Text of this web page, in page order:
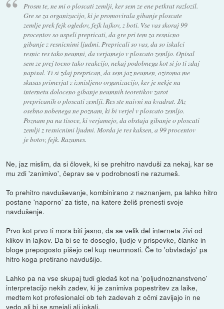
Prosm te, ne mi o ploscati zemlji, ker sem ze ene petkrat razlozil.
Gre se za organizacijo, ki je promovirala gibanje ploscate
zemlje prek fejk ogledov, fejk lajkov, z boti. Vse vas skoraj 99
procentov so uspeli prepricati, da gre pri tem za resnicno
gibanje z resnicnimi ljudmi. Prepricali so vas, da so iskalci
resnic res tako neumni, da verjamejo v ploscato zemljo. Opisal
sem ze prej tocno tako reakcijo, nekaj podobnega kot si jo ti zdaj
napisal. Ti si zdaj preprican, da sem jaz neumen, oziroma me
skusas primerjat z izmisljeno organizacijo, ker je nekje na
internetu doloceno gibanje neumnih teoretikov zarot
prepricanih o ploscati zemlji. Res ste naivni na kvadrat. JAz
osebno nobenega ne poznam, ki bi verjel v ploscato zemljo.
Poznam pa na tisoce, ki verjamejo, da obstaja gibanje o ploscati
zemlji z resnicnimi ljudmi. Morda je res kaksen, a 99 procentov
je botov, fejk. Razumes.
Ne, jaz mislim, da si človek, ki se prehitro navduši za nekaj, kar se
mu zdi 'zanimivo', čeprav se v podrobnosti ne razumeš.
To prehitro navduševanje, kombinirano z neznanjem, pa lahko hitro
postane 'naporno' za tiste, na katere želiš prenesti svoje
navdušenje.
Prvo kot prvo ti mora biti jasno, da se velik del interneta živi od
klikov in lajkov. Da bi se te doseglo, ljudje v prispevke, članke in
bloge prepogosto pišejo cel kup neumnosti. Če to 'obvladajo' pa
hitro koga pretirano navdušijo.
Lahko pa na vse skupaj tudi gledaš kot na 'poljudnoznanstveno'
interpretacijo nekih zadev, ki je zanimiva popestritev za laike,
medtem kot profesionalci ob teh zadevah z očmi zavijajo in ne
vedo ali bi se smejali ali jokali.